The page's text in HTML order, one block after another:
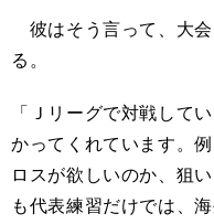
彼はそう言って、大
る。
「Ｊリーグで対戦して
かってくれています。
ロスが欲しいのか、狙
も代表練習だけでは、